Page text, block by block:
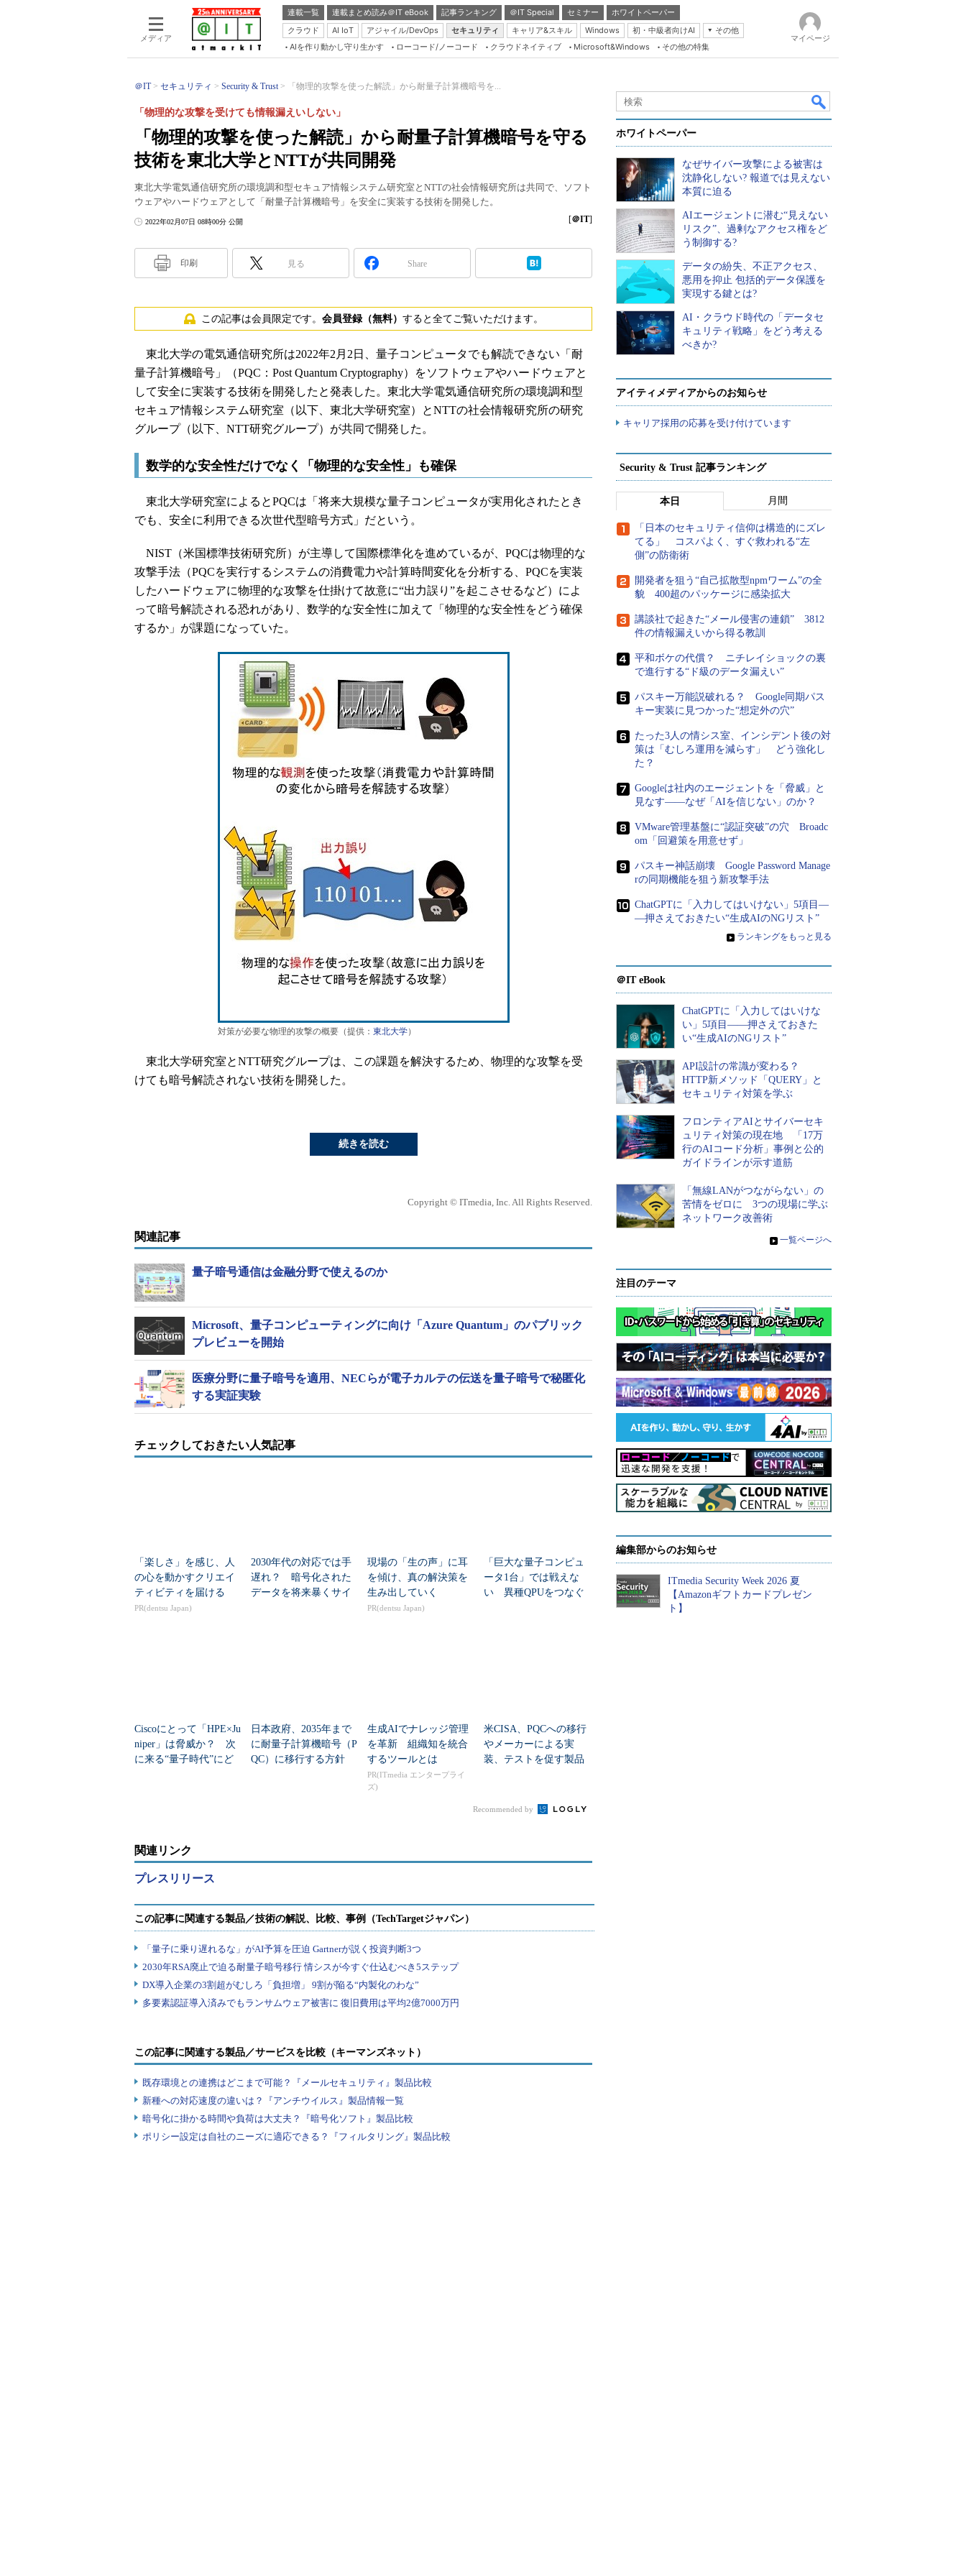
メディア
連載一覧 連載まとめ読み＠IT eBook 記事ランキング ＠IT Special セミナー
ホワイトペーパー
クラウド
AI IoT アジャイル/DevOps セキュリティ キャリア&スキル Windows 初・中級者向けAI
その他
Server & Storage
Java Agile
Database Expert
Linux ＆ OSS
Master of IP Network
Security & Trust
ブログ
AIを作り動かし守り生かす ローコード/ノーコード クラウドネイティブ Microsoft&Windows その他の特集
マイページ
＠IT セキュリティ Security & Trust 「物理的攻撃を使った解読」から耐量子計算機暗号を...
「物理的攻撃を使った解読」から耐量子計算機暗号を守る
技術を東北大学とNTTが共同開発
「物理的な攻撃を受けても情報漏えいしない」
東北大学電気通信研究所の環境調和型セキュア情報システム研究室とNTTの社会情報研究所は共同で、ソフト
ウェアやハードウェアとして「耐量子計算機暗号」を安全に実装する技術を開発した。
2022年02月07日 08時00分 公開 [＠IT]
印刷 見る Share
この記事は会員限定です。 会員登録（無料） すると全てご覧いただけます。
東北大学の電気通信研究所は2022年2月2日、量子コンピュータでも解読できない「耐
量子計算機暗号」（PQC：Post Quantum Cryptography）をソフトウェアやハードウェアと
して安全に実装する技術を開発したと発表した。東北大学電気通信研究所の環境調和型
セキュア情報システム研究室（以下、東北大学研究室）とNTTの社会情報研究所の研究
グループ（以下、NTT研究グループ）が共同で開発した。
数学的な安全性だけでなく「物理的な安全性」も確保
東北大学研究室によるとPQCは「将来大規模な量子コンピュータが実用化されたとき
でも、安全に利用できる次世代型暗号方式」だという。
NIST（米国標準技術研究所）が主導して国際標準化を進めているが、PQCは物理的な
攻撃手法（PQCを実行するシステムの消費電力や計算時間変化を分析する、PQCを実装
したハードウェアに物理的な攻撃を仕掛けて故意に“出力誤り”を起こさせるなど）によ
って暗号解読される恐れがあり、数学的な安全性に加えて「物理的な安全性をどう確保
するか」が課題になっていた。
対策が必要な物理的攻撃の概要（提供： 東北大学）
東北大学研究室とNTT研究グループは、この課題を解決するため、物理的な攻撃を受
けても暗号解読されない技術を開発した。
続きを読む
Copyright © ITmedia, Inc. All Rights Reserved.
関連記事
量子暗号通信は金融分野で使えるのか
Microsoft、量子コンピューティングに向け「Azure Quantum」のパブリック
プレビューを開始
医療分野に量子暗号を適用、NECらが電子カルテの伝送を量子暗号で秘匿化
する実証実験
チェックしておきたい人気記事
「楽しさ」を感じ、人
の心を動かすクリエイ
ティビティを届ける
PR(dentsu Japan)
2030年代の対応では手
遅れ？ 暗号化された
データを将来暴くサイ
現場の「生の声」に耳
を傾け、真の解決策を
生み出していく
PR(dentsu Japan)
「巨大な量子コンピュ
ータ1台」では戦えな
い 異種QPUをつなぐ
Ciscoにとって「HPE×Ju
niper」は脅威か？ 次
に来る“量子時代”にど
日本政府、2035年まで
に耐量子計算機暗号（P
QC）に移行する方針
生成AIでナレッジ管理
を革新 組織知を統合
するツールとは
PR(ITmedia エンタープライ
ズ)
米CISA、PQCへの移行
やメーカーによる実
装、テストを促す製品
Recommended by
関連リンク
プレスリリース
この記事に関連する製品／サービスを比較（キーマンズネット）
既存環境との連携はどこまで可能？『メールセキュリティ』製品比較
新種への対応速度の違いは？『アンチウイルス』製品情報一覧
暗号化に掛かる時間や負荷は大丈夫？『暗号化ソフト』製品比較
ポリシー設定は自社のニーズに適応できる？『フィルタリング』製品比較
ホワイトペーパー
なぜサイバー攻撃による被害は
沈静化しない? 報道では見えない
本質に迫る
AIエージェントに潜む“見えない
リスク”、過剰なアクセス権をど
う制御する?
データの紛失、不正アクセス、
悪用を抑止 包括的データ保護を
実現する鍵とは?
AI・クラウド時代の「データセ
キュリティ戦略」をどう考える
べきか?
アイティメディアからのお知らせ
キャリア採用の応募を受け付けています
Security & Trust 記事ランキング
本日 月間
「日本のセキュリティ信仰は構造的にズレ
てる」 コスパよく、すぐ救われる“左
側”の防衛術
開発者を狙う“自己拡散型npmワーム”の全
貌 400超のパッケージに感染拡大
講談社で起きた“メール侵害の連鎖” 3812
件の情報漏えいから得る教訓
平和ボケの代償？ ニチレイショックの裏
で進行する“ド級のデータ漏えい”
パスキー万能説破れる？ Google同期パス
キー実装に見つかった“想定外の穴”
たった3人の情シス室、インシデント後の対
策は「むしろ運用を減らす」 どう強化し
た？
Googleは社内のエージェントを「脅威」と
見なす――なぜ「AIを信じない」のか？
VMware管理基盤に“認証突破”の穴 Broadc
om「回避策を用意せず」
パスキー神話崩壊 Google Password Manage
rの同期機能を狙う新攻撃手法
ChatGPTに「入力してはいけない」5項目―
―押さえておきたい“生成AIのNGリスト”
» ランキングをもっと見る
＠IT eBook
ChatGPTに「入力してはいけな
い」5項目――押さえておきた
い“生成AIのNGリスト”
API設計の常識が変わる？
HTTP新メソッド「QUERY」と
セキュリティ対策を学ぶ
フロンティアAIとサイバーセキ
ュリティ対策の現在地 「17万
行のAIコード分析」事例と公的
ガイドラインが示す道筋
「無線LANがつながらない」の
苦情をゼロに 3つの現場に学ぶ
ネットワーク改善術
» 一覧ページへ
注目のテーマ
編集部からのお知らせ
ITmedia Security Week 2026 夏
【Amazonギフトカードプレゼン
ト】